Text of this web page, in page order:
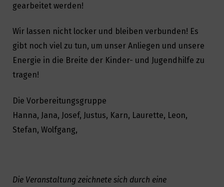
gearbeitet werden!
Wir lassen nicht locker und bleiben verbunden! Es
gibt noch viel zu tun, um unser Anliegen und unsere
Energie in die Breite der Kinder- und Jugendhilfe zu
tragen!
Die Vorbereitungsgruppe
Hanna, Jana, Josef, Justus, Karn, Laurette, Leon,
Stefan, Wolfgang,
Die Veranstaltung zeichnete sich durch eine